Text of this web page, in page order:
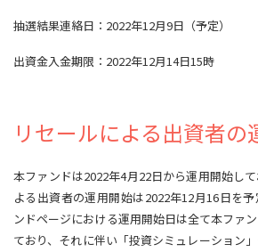
抽選結果連絡日：2022年12月9日（予定）
出資金入金期限：2022年12月14日15時
リセールによる出資者の
本ファンドは2022年4月22日から運用開始し
よる出資者の運用開始は2022年12月16日を
ンドページにおける運用開始日は全て本ファ
ており、それに伴い「投資シミュレーション